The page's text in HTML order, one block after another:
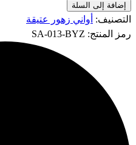
إضافة إلى السلة
التصنيف: أواني زهور عتيقة
رمز المنتج: SA-013-BYZ